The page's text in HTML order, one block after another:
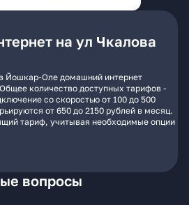
на ул Чкалова
Йошкар-Оле домашний интернет
количество доступных тарифов -
со скоростью от 100 до 500
от 650 до 2150 рублей в месяц.
тариф, учитывая необходимые опции
вопросы